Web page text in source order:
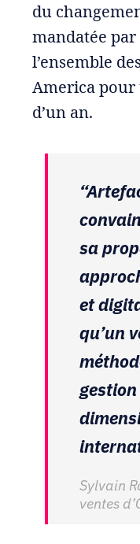
du
mandatée
l’ensemble
America
d’un an.
sa
et
qu’un
Sylvain
ventes